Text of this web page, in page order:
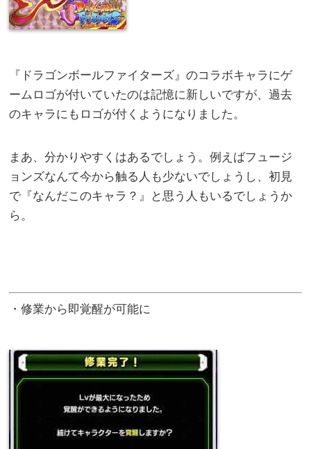
『ドラゴンボールファイターズ』のコラボキャラにゲ
ームロゴが付いていたのは記憶に新しいですが、過去
のキャラにもロゴが付くようになりました。
まあ、分かりやすくはあるでしょう。例えばフュージ
ョンズなんて今から触る人も少ないでしょうし、初見
で『なんだこのキャラ？』と思う人もいるでしょうか
ら。
・修業から即覚醒が可能に